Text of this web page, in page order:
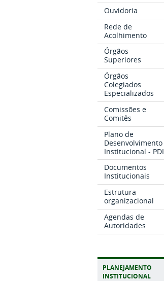
Ouvidoria
Rede de
Acolhimento
Órgãos
Superiores
Órgãos
Colegiados
Especializados
Comissões e
Comitês
Plano de
Desenvolvimento
Institucional - PDI
Documentos
Institucionais
Estrutura
organizacional
Agendas de
Autoridades
PLANEJAMENTO
INSTITUCIONAL